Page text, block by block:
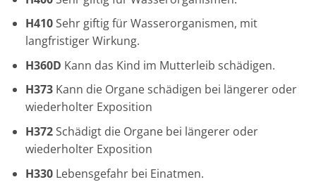
H410Sehr giftig für Wasserorganismen, mit
langfristiger Wirkung.
H360D Kann das Kind im Mutterleib schädigen.
H373Kann die Organe schädigen bei längerer oder
wiederholter Exposition
H372Schädigt die Organe bei längerer oder
wiederholter Exposition
H330Lebensgefahr bei Einatmen.